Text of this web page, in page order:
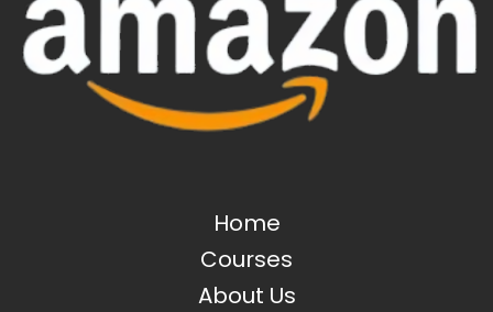
Home
Courses
About Us